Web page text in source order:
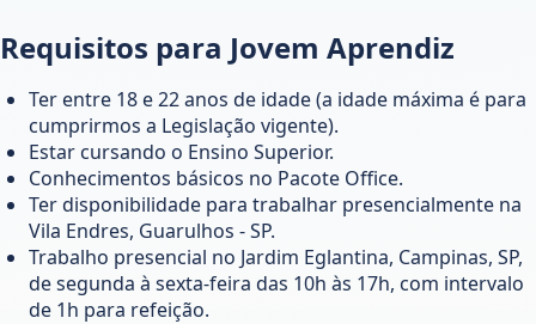
Requisitos para Jovem Aprendiz
Ter entre 18 e 22 anos de idade (a idade máxima é para
cumprirmos a Legislação vigente).
Estar cursando o Ensino Superior.
Conhecimentos básicos no Pacote Office.
Ter disponibilidade para trabalhar presencialmente na
Vila Endres, Guarulhos - SP.
Trabalho presencial no Jardim Eglantina, Campinas, SP,
de segunda à sexta-feira das 10h às 17h, com intervalo
de 1h para refeição.